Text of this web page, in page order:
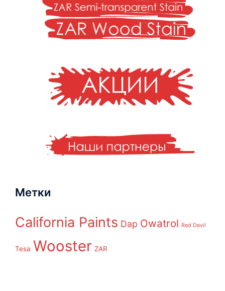
Метки
California Paints Dap Owatrol Red Devil
Tesa Wooster ZAR